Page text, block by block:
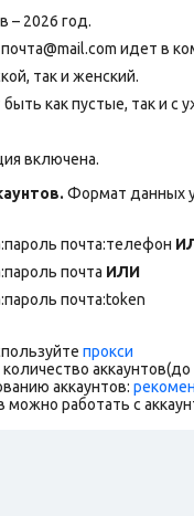
– 2026 год.
идет в
так и женский.
как пустые, так и
включена.
Формат данных
почта:телефон
почта ИЛИ
почта:token
прокси
аккаунтов:
можно работать с